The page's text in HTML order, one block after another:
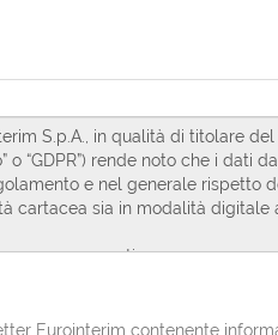
Eurointerim contenente